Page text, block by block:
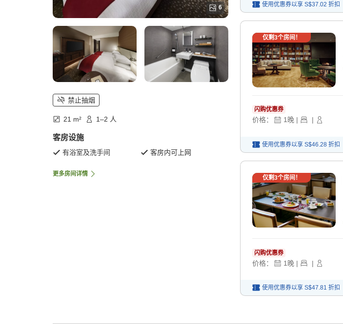
6
禁止抽烟
21 m² 1–2 人
客房设施
有浴室及洗手间 客房内可上网
更多房间详情
使用优惠券以享 S$37.02 折扣
仅剩3个房间！
闪购优惠券
价格： 1晚 | |
使用优惠券以享 S$46.28 折扣
仅剩3个房间！
闪购优惠券
价格： 1 晚 | |
使用优惠券以享 S$47.81 折扣